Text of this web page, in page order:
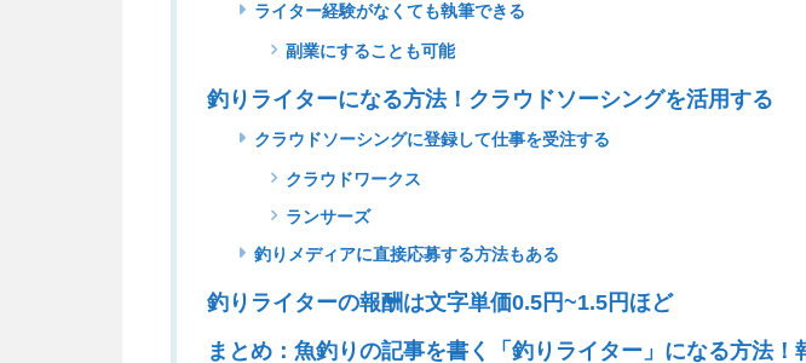
ライター経験がなくても執筆できる
副業にすることも可能
釣りライターになる方法！クラウドソーシングを活用する
クラウドソーシングに登録して仕事を受注する
クラウドワークス
ランサーズ
釣りメディアに直接応募する方法もある
釣りライターの報酬は文字単価0.5円~1.5円ほど
まとめ：魚釣りの記事を書く「釣りライター」になる方法！